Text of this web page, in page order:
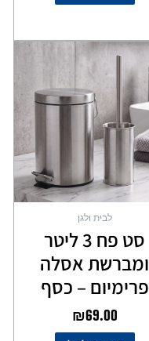
לבית ולגן
סט פח 3 ליטר
ומברשת אסלה
פרימיום – כסף
₪69.00